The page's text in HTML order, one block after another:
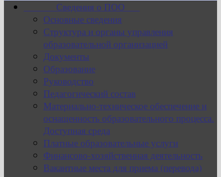
Сведения о ПОО
Основные сведения
Структура и органы управления
образовательной организацией
Документы
Образование
Руководство
Педагогический состав
Материально-техническое обеспечение и
оснащенность образовательного процесса.
Доступная среда
Платные образовательные услуги
Финансово-хозяйственная деятельность
Вакантные места для приема (перевода)